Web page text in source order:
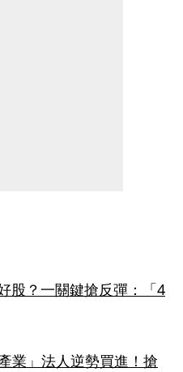
股？一關鍵搶反彈：「4
業」法人逆勢買進！搶